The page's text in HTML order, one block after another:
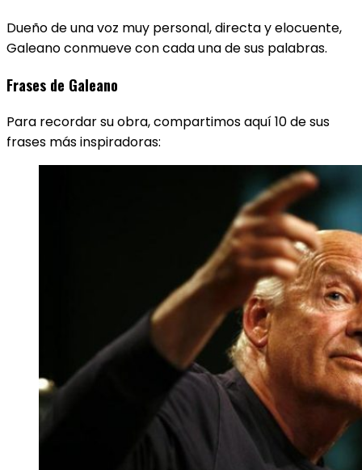
Dueño de una voz muy personal, directa y elocuente,
Galeano conmueve con cada una de sus palabras.
Frases de Galeano
Para recordar su obra, compartimos aquí 10 de sus
frases más inspiradoras: